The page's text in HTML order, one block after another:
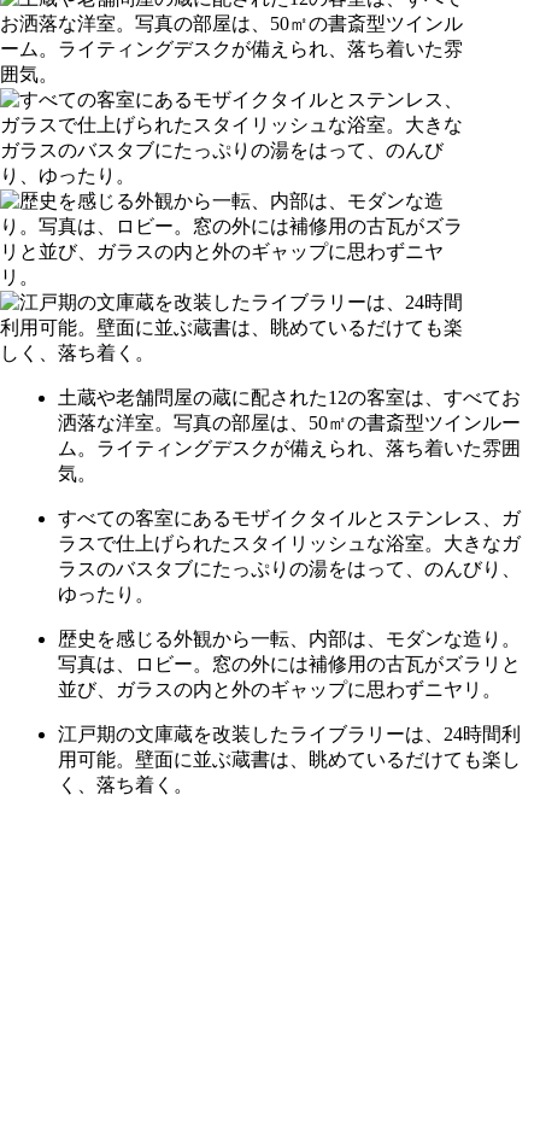
土蔵や老舗問屋の蔵に配された12の客室は、すべてお
洒落な洋室。写真の部屋は、50㎡の書斎型ツインルー
ム。ライティングデスクが備えられ、落ち着いた雰囲
気。
すべての客室にあるモザイクタイルとステンレス、ガ
ラスで仕上げられたスタイリッシュな浴室。大きなガ
ラスのバスタブにたっぷりの湯をはって、のんびり、
ゆったり。
歴史を感じる外観から一転、内部は、モダンな造り。
写真は、ロビー。窓の外には補修用の古瓦がズラリと
並び、ガラスの内と外のギャップに思わずニヤリ。
江戸期の文庫蔵を改装したライブラリーは、24時間利
用可能。壁面に並ぶ蔵書は、眺めているだけても楽し
く、落ち着く。